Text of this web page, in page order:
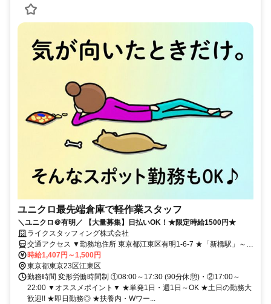
ユニクロ最先端倉庫で軽作業スタッフ
＼ユニクロ＠有明／ 【大量募集】日払いOK！★限定時給1500円★
ライクスタッフィング株式会社
交通アクセス ▼勤務地住所 東京都江東区有明1-6-7 ★「新橋駅」～無
料送迎バスあり！
時給1,407円～1,500円
東京都東京23区江東区
勤務時間 変形労働時間制 ①08:00～17:30 (90分休憩)・②17:00～
22:00 ▼オススメポイント▼ ★単発1日・週1日～OK ★土日の勤務大
歓迎!! ★即日勤務◎ ★扶養内・Wワー...